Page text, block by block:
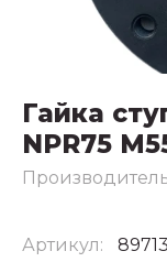
Гайка
NPR75
Артикул: